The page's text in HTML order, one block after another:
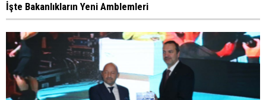
İşte Bakanlıkların Yeni Amblemleri